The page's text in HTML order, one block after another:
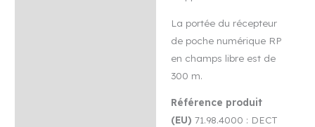
La portée du récepteur
de poche numérique RP
en champs libre est de
300 m.
Référence produit
(EU) 71.98.4000 : DECT